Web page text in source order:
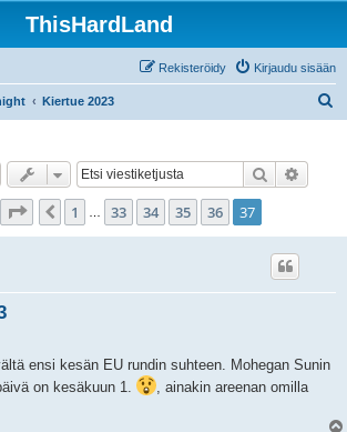
ThisHardLand
Kirjaudu sisään
Rekisteröidy
Kiertue 2023
Etsi
Sivu 37/ 37
Edellinen
1 33 34 35 36 37
ensi kesän EU rundin suhteen. Mohegan Sunin
on kesäkuun 1.
, ainakin areenan omilla